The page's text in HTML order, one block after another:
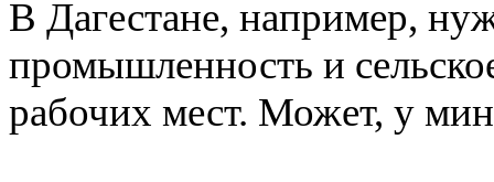
В Дагестане, например,
промышленность и
рабочих мест. Может, у